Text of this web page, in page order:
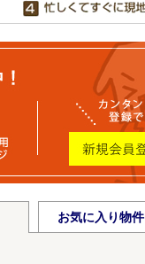
お気に入り物件